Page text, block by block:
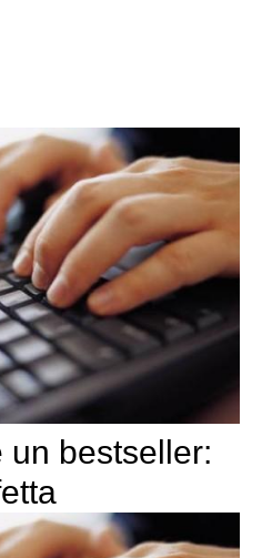
un bestseller: